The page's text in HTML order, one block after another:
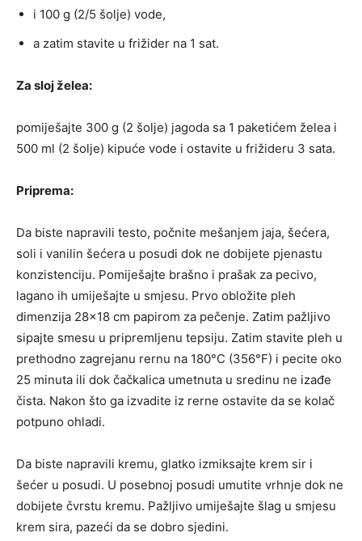
i 100 g (2/5 šolje) vode,
a zatim stavite u frižider na 1 sat.
Za sloj želea:
pomiješajte 300 g (2 šolje) jagoda sa 1 paketićem želea i
500 ml (2 šolje) kipuće vode i ostavite u frižideru 3 sata.
Priprema:
Da biste napravili testo, počnite mešanjem jaja, šećera,
soli i vanilin šećera u posudi dok ne dobijete pjenastu
konzistenciju. Pomiješajte brašno i prašak za pecivo,
lagano ih umiješajte u smjesu. Prvo obložite pleh
dimenzija 28×18 cm papirom za pečenje. Zatim pažljivo
sipajte smesu u pripremljenu tepsiju. Zatim stavite pleh u
prethodno zagrejanu rernu na 180°C (356°F) i pecite oko
25 minuta ili dok čačkalica umetnuta u sredinu ne izađe
čista. Nakon što ga izvadite iz rerne ostavite da se kolač
potpuno ohladi.
Da biste napravili kremu, glatko izmiksajte krem ​​sir i
šećer u posudi. U posebnoj posudi umutite vrhnje dok ne
dobijete čvrstu kremu. Pažljivo umiješajte šlag u smjesu
krem ​​sira, pazeći da se dobro sjedini.